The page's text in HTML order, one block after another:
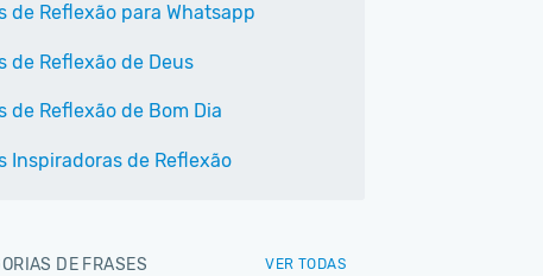
de Reflexão para Whatsapp
de Reflexão de Deus
de Reflexão de Bom Dia
Inspiradoras de Reflexão
DE FRASES VER TODAS